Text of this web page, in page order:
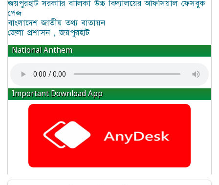
জয়পুরহাট সরকারি বালিকা উচ্চ বিদ্যালয়ের অফিসিয়াল ফেসবুক
পেজ
বাংলাদেশ জাতীয় তথ্য বাতায়ন
জেলা প্রশাসন , জয়পুরহাট
National Anthem
Important Download App